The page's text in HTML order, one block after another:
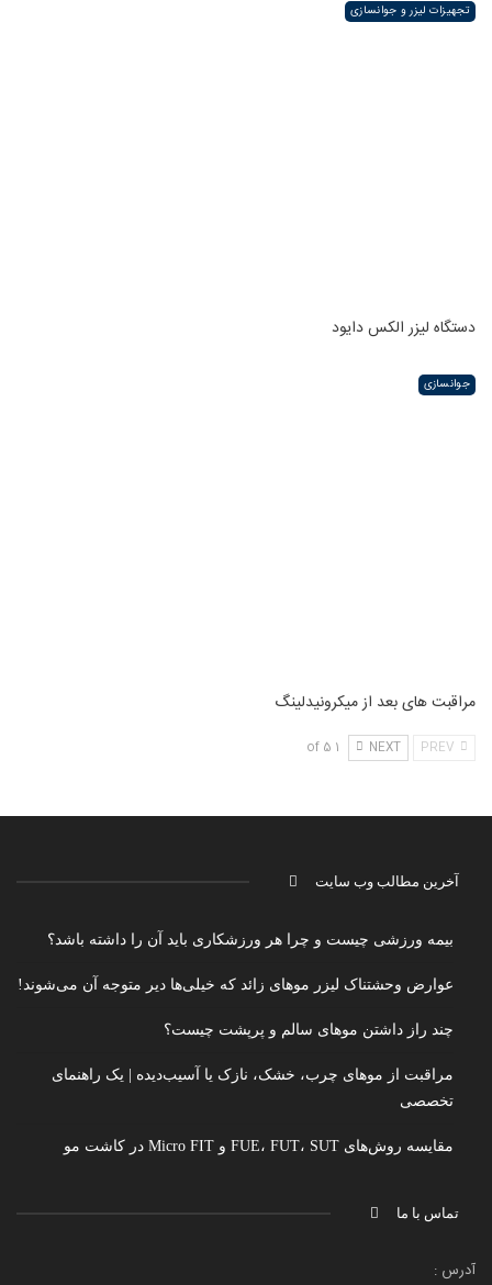
تجهیزات لیزر و جوانسازی
دستگاه لیزر الکس دایود
جوانسازی
مراقبت های بعد از میکرونیدلینگ
NEXT
1 of 5
آخرین مطالب وب سایت
بیمه ورزشی چیست و چرا هر ورزشکاری باید آن را داشته باشد؟
عوارض وحشتناک لیزر موهای زائد که خیلی‌ها دیر متوجه آن می‌شوند!
چند راز داشتن موهای سالم و پرپشت چیست؟
مراقبت از موهای چرب، خشک، نازک یا آسیب‌دیده | یک راهنمای
تخصصی
مقایسه روش‌های FUE، FUT، SUT و Micro FIT در کاشت مو
تماس با ما
آدرس :